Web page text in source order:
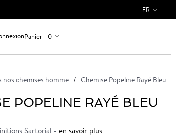
FR
Panier - 0
nos chemises homme Chemise Popeline Rayé Bleu
POPELINE RAYÉ BLEU
Sartorial - en savoir plus